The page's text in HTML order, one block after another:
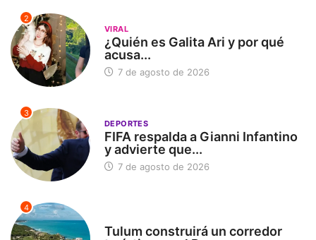
2
VIRAL
¿Quién es Galita Ari y por qué
acusa...
7 de agosto de 2026
3
DEPORTES
FIFA respalda a Gianni Infantino
y advierte que...
7 de agosto de 2026
4
Tulum construirá un corredor